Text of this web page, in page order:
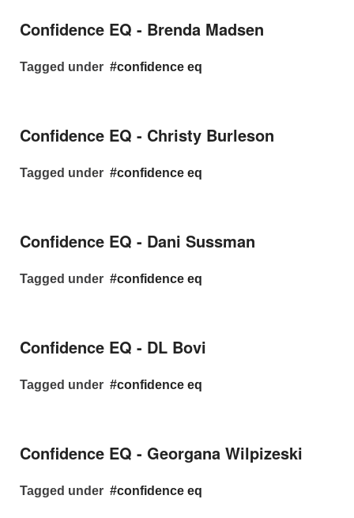
Confidence EQ - Brenda Madsen
Tagged under confidence eq
Confidence EQ - Christy Burleson
Tagged under confidence eq
Confidence EQ - Dani Sussman
Tagged under confidence eq
Confidence EQ - DL Bovi
Tagged under confidence eq
Confidence EQ - Georgana Wilpizeski
Tagged under confidence eq